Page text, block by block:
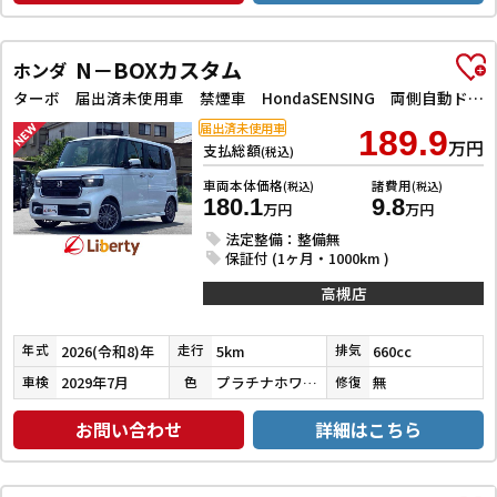
ホンダ N－BOXカスタム
ターボ 届出済未使用車 禁煙車 HondaSENSING 両側自動ドア アダプティブクルーズコントロール 電子パーキング 革巻きステアリング パドルシフト 前席シートヒーター LEDヘッドライト スマートキー
支払総額(税込) 189.9万円
車両本体価格(税込)
180.1万円
諸費用(税込)
9.8万円
法定整備：整備無
保証付 (1ヶ月・1000km )
届出済未使用車
高槻店
年式 2026(令和8)年 走行 5km 排気 660cc
車検 2029年7月 色 プラチナホワイトパール 修復 無
お問い合わせ 詳細はこちら